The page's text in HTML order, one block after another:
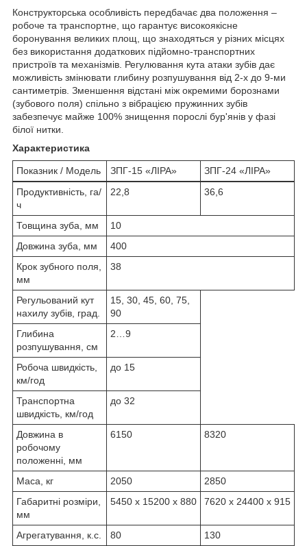
Конструкторська особливість передбачає два положення –
робоче та транспортне, що гарантує високоякісне
боронування великих площ, що знаходяться у різних місцях
без використання додаткових підйомно-транспортних
пристроїв та механізмів. Регулювання кута атаки зубів дає
можливість змінювати глибину розпушування від 2-х до 9-ми
сантиметрів. Зменшення відстані між окремими борознами
(зубового поля) спільно з вібрацією пружинних зубів
забезпечує майже 100% знищення порослі бур'янів у фазі
білої нитки.
Характеристика
Показник / Модель ЗПГ-15 «ЛІРА»
ЗПГ-24 «ЛІРА»
Продуктивність, га/
ч
22,8 36,6
Товщина зуба, мм
10
Довжина зуба, мм
400
Крок зубного поля,
мм
38
Регульований кут
нахилу зубів, град.
15, 30, 45, 60, 75,
90
Глибина
розпушування, см
2…9
Робоча швидкість,
км/год
до 15
Транспортна
швидкість, км/год
до 32
Довжина в
робочому
положенні, мм
6150 8320
Маса, кг 2050
2850
Габаритні розміри,
мм
5450 х 15200 х 880 7620 х 24400 х 915
Агрегатування, к.с. 80 130